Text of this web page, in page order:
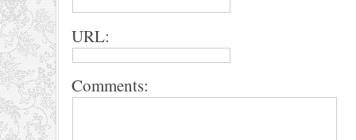
URL:
Comments: